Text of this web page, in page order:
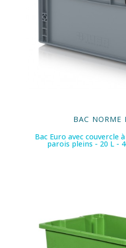
BAC NORME
Bac Euro avec couvercle
parois pleins - 20 L -